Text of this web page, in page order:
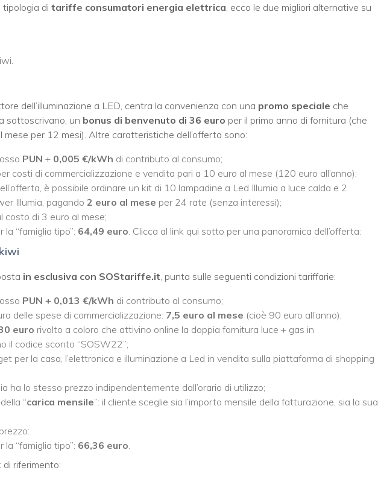
tipologia di tariffe consumatori energia elettrica , ecco le due migliori alternative su
dell’illuminazione a LED, centra la convenienza con una promo speciale che
sottoscrivano, un bonus di benvenuto di 36 euro per il primo anno di fornitura (che
per 12 mesi). Altre caratteristiche dell’offerta sono:
PUN + 0,005 €/kWh di contributo al consumo;
costi di commercializzazione e vendita pari a 10 euro al mese (120 euro all’anno);
è possibile ordinare un kit di 10 lampadine a Led Illumia a luce calda e 2
Illumia, pagando 2 euro al mese per 24 rate (senza interessi);
costo di 3 euro al mese;
“famiglia tipo”: 64,49 euro . Clicca al link qui sotto per una panoramica dell’offerta:
in esclusiva con SOStariffe.it , punta sulle seguenti condizioni tariffarie:
PUN + 0,013 €/kWh di contributo al consumo;
delle spese di commercializzazione: 7,5 euro al mese (cioè 90 euro all’anno);
euro rivolto a coloro che attivino online la doppia fornitura luce + gas in
il codice sconto “SOSW22”;
per la casa, l’elettronica e illuminazione a Led in vendita sulla piattaforma di shopping
ha lo stesso prezzo indipendentemente dall’orario di utilizzo;
“carica mensile”: il cliente sceglie sia l’importo mensile della fatturazione, sia la sua
“famiglia tipo”: 66,36 euro
di riferimento: